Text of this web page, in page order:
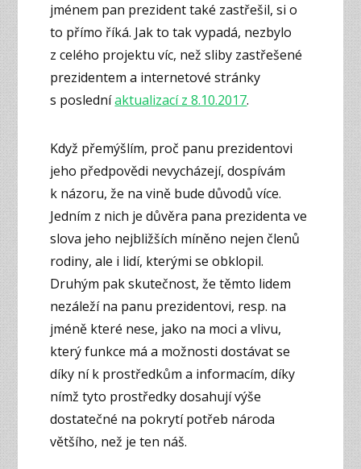
jménem pan prezident také zastřešil, si o
to přímo říká. Jak to tak vypadá, nezbylo
z celého projektu víc, než sliby zastřešené
prezidentem a internetové stránky
s posledníaktualizací z 8.10.2017.
Když přemýšlím, proč panu prezidentovi
jeho předpovědi nevycházejí, dospívám
k názoru, že na vině bude důvodů více.
Jedním z nich je důvěra pana prezidenta ve
slova jeho nejbližších míněno nejen členů
rodiny, ale i lidí, kterými se obklopil.
Druhým pak skutečnost, že těmto lidem
nezáleží na panu prezidentovi, resp. na
jméně které nese, jako na moci a vlivu,
který funkce má a možnosti dostávat se
díky ní k prostředkům a informacím, díky
nímž tyto prostředky dosahují výše
dostatečné na pokrytí potřeb národa
většího, než je ten náš.